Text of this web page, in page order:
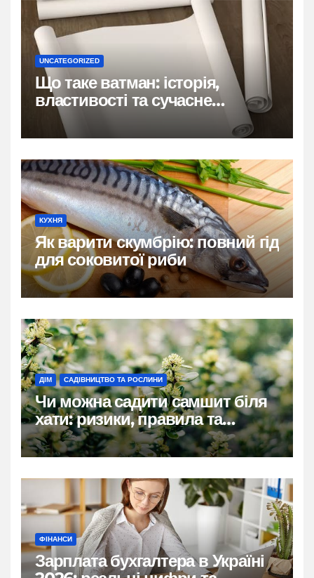
UNCATEGORIZED
Що таке ватман: історія,
властивості та сучасне
застосування
КУХНЯ
Як варити скумбрію: повний гід
для соковитої риби
ДІМ САДІВНИЦТВО ТА РОСЛИНИ
Чи можна садити самшит біля
хати: ризики, правила та
практичні рішення
ФІНАНСИ
Зарплата бухгалтера в Україні